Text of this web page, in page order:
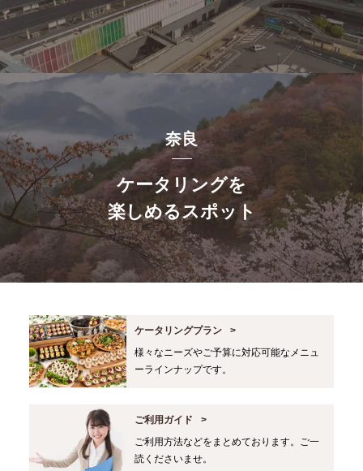
奈良
ケータリングを
楽しめるスポット
ケータリングプラン
様々なニーズやご予算に対応可能なメニュ
ーラインナップです。
ご利用ガイド
ご利用方法などをまとめております。ご一
読くださいませ。